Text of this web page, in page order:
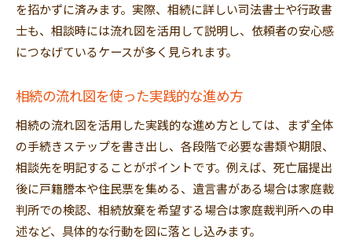
を招かずに済みます。実際、相続に詳しい司法書士や行政書
士も、相談時には流れ図を活用して説明し、依頼者の安心感
につなげているケースが多く見られます。
相続の流れ図を使った実践的な進め方
相続の流れ図を活用した実践的な進め方としては、まず全体
の手続きステップを書き出し、各段階で必要な書類や期限、
相談先を明記することがポイントです。例えば、死亡届提出
後に戸籍謄本や住民票を集める、遺言書がある場合は家庭裁
判所での検認、相続放棄を希望する場合は家庭裁判所への申
述など、具体的な行動を図に落とし込みます。